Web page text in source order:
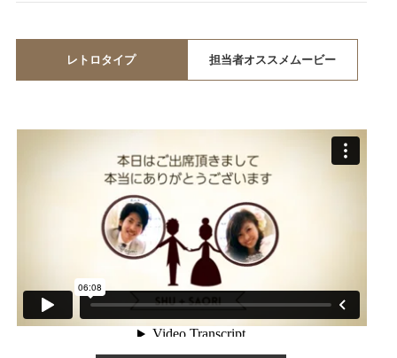
レトロタイプ 担当者オススメムービー